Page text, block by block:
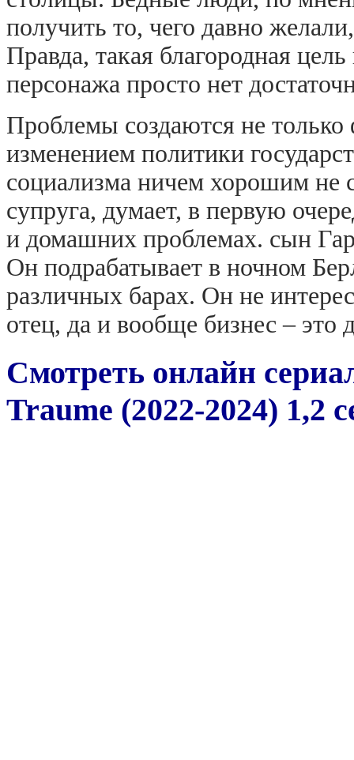
получить то, чего давно
Правда, такая благородная
персонажа просто нет
Проблемы создаются не
изменением политики
социализма ничем хорошим не
супруга, думает, в первую
и домашних проблемах. сын
Он подрабатывает в ночном
различных барах. Он не
отец, да и вообще бизнес –
Смотреть онлайн
Traume (2022-2024) 1,2